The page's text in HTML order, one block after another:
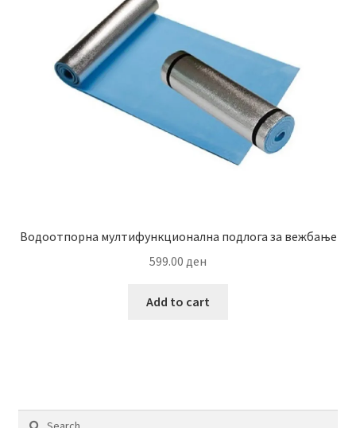
Водоотпорна мултифункционална подлога за вежбање
599.00 ден
Add to cart
Search